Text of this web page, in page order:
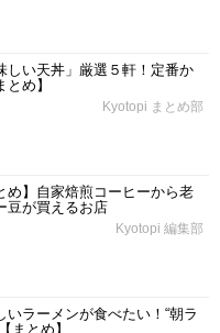
しい天丼」厳選５軒！定番か
め】
Kyotopi まとめ部
め】自家焙煎コーヒーから老
豆が買えるお店
Kyotopi 編集部
いラーメンが食べたい！“朝ラ
まとめ】